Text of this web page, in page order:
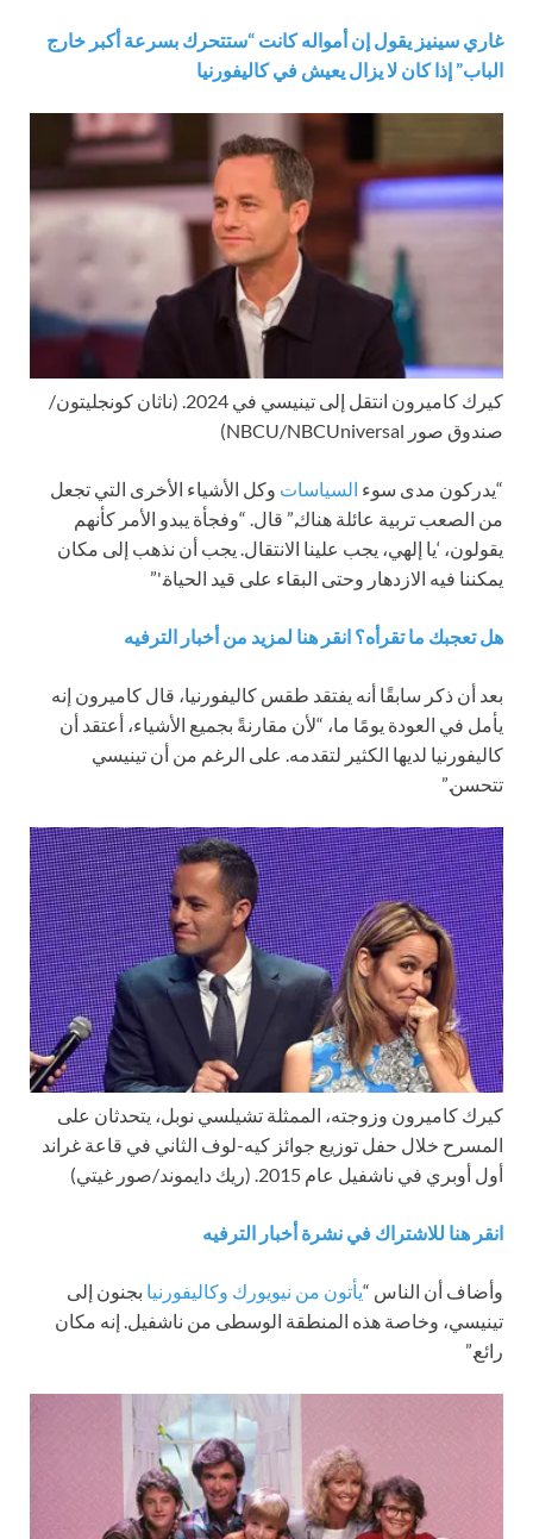
غاري سينيز يقول إن أمواله كانت “ستتحرك بسرعة أكبر خارج
الباب” إذا كان لا يزال يعيش في كاليفورنيا
كيرك كاميرون انتقل إلى تينيسي في 2024.
(ناثان كونجليتون/
صندوق صور NBCU/NBCUniversal)
“يدركون مدى سوء السياسات وكل الأشياء الأخرى التي تجعل
من الصعب تربية عائلة هناك,” قال. “وفجأة يبدو الأمر كأنهم
يقولون، ‘يا إلهي، يجب علينا الانتقال. يجب أن نذهب إلى مكان
يمكننا فيه الازدهار وحتى البقاء على قيد الحياة.'”
هل تعجبك ما تقرأه؟ انقر هنا لمزيد من أخبار الترفيه
بعد أن ذكر سابقًا أنه يفتقد طقس كاليفورنيا، قال كاميرون إنه
يأمل في العودة يومًا ما، “لأن مقارنةً بجميع الأشياء، أعتقد أن
كاليفورنيا لديها الكثير لتقدمه. على الرغم من أن تينيسي
تتحسن.”
كيرك كاميرون وزوجته، الممثلة تشيلسي نوبل، يتحدثان على
المسرح خلال حفل توزيع جوائز كيه-لوف الثاني في قاعة غراند
أول أوبري في ناشفيل عام 2015.
(ريك دايموند/صور غيتي)
انقر هنا للاشتراك في نشرة أخبار الترفيه
وأضاف أن الناس “يأتون من نيويورك وكاليفورنيا بجنون إلى
تينيسي، وخاصة هذه المنطقة الوسطى من ناشفيل. إنه مكان
رائع.”